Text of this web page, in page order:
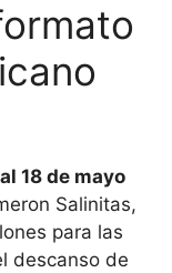
al 18 de mayo
Salinitas,
para las
descanso de